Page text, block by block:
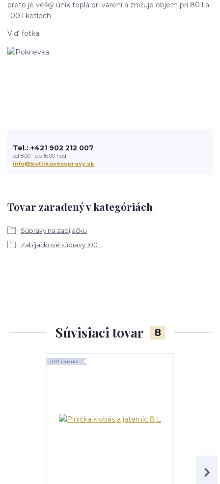
preto je veľký únik tepla pri varení a znižuje objem pri 80 l a
100 l kotloch
Viď: fotka:
Tovar zaradený v kategóriách
Súpravy na zabíjačku
Zabíjačkové súpravy 100 L
Tel.: +421 902 212 007
od 8:00 - do 16:00 hod
info@kotlikovesupravy.sk
Súvisiaci tovar 8
TOP produkt